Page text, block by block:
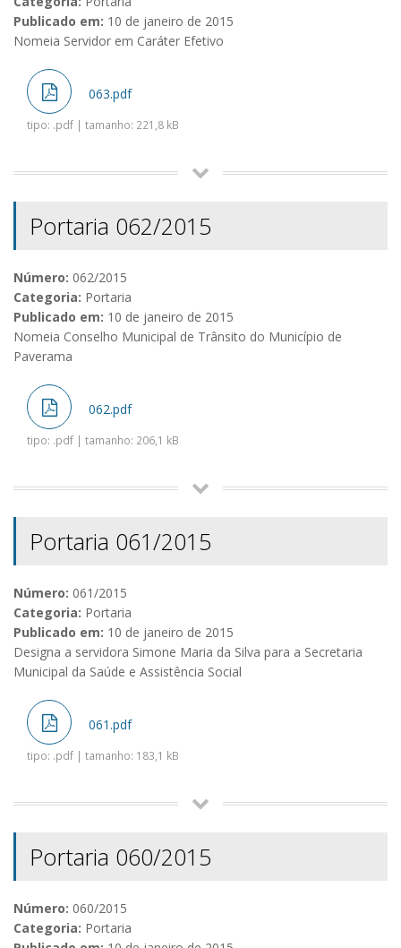
Publicado em: 10 de janeiro de 2015
Nomeia Servidor em Caráter Efetivo
063.pdf
tipo: .pdf | tamanho: 221,8 kB
Portaria 062/2015
Número: 062/2015
Categoria: Portaria
Publicado em: 10 de janeiro de 2015
Nomeia Conselho Municipal de Trânsito do Município de
Paverama
062.pdf
tipo: .pdf | tamanho: 206,1 kB
Portaria 061/2015
Número: 061/2015
Categoria: Portaria
Publicado em: 10 de janeiro de 2015
Designa a servidora Simone Maria da Silva para a Secretaria
Municipal da Saúde e Assistência Social
061.pdf
tipo: .pdf | tamanho: 183,1 kB
Portaria 060/2015
Número: 060/2015
Categoria: Portaria